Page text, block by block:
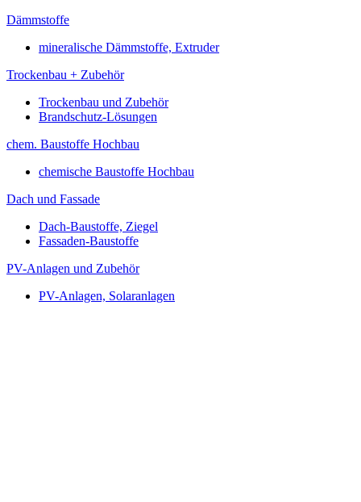
Dämmstoffe
mineralische Dämmstoffe, Extruder
Trockenbau + Zubehör
Trockenbau und Zubehör
Brandschutz-Lösungen
chem. Baustoffe Hochbau
chemische Baustoffe Hochbau
Dach und Fassade
Dach-Baustoffe, Ziegel
Fassaden-Baustoffe
PV-Anlagen und Zubehör
PV-Anlagen, Solaranlagen